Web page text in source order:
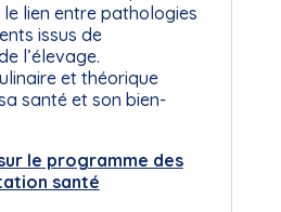
lien entre pathologies
issus de
l’élevage.
et théorique
santé et son bien-
le programme des
santé